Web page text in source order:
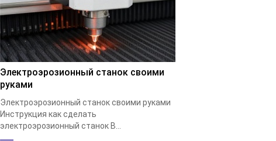
Электроэрозионный станок своими
руками
Электроэрозионный станок своими руками
Инструкция как сделать
электроэрозионный станок В...